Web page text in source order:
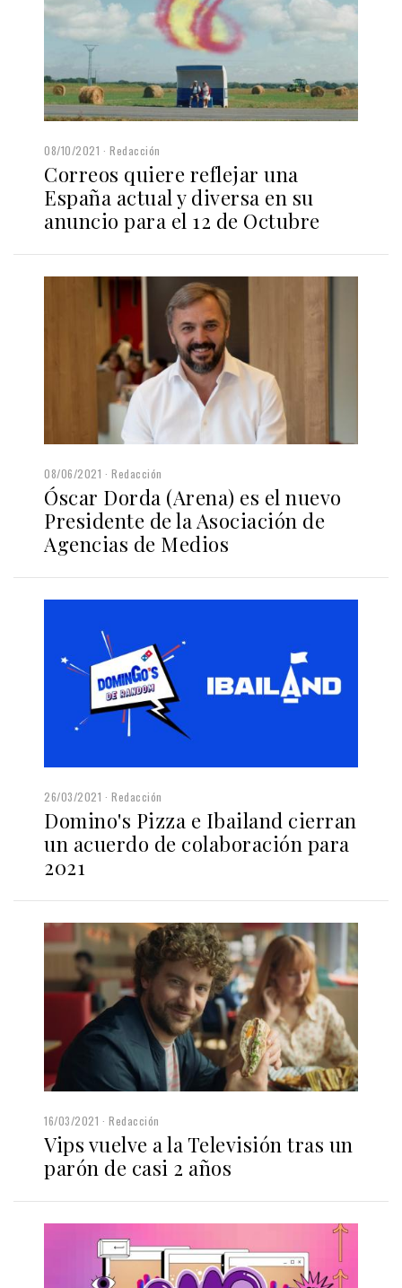
08/10/2021 Redacción
Correos quiere reflejar una
España actual y diversa en su
anuncio para el 12 de Octubre
08/06/2021 Redacción
Óscar Dorda (Arena) es el nuevo
Presidente de la Asociación de
Agencias de Medios
26/03/2021 Redacción
Domino's Pizza e Ibailand cierran
un acuerdo de colaboración para
2021
16/03/2021 Redacción
Vips vuelve a la Televisión tras un
parón de casi 2 años